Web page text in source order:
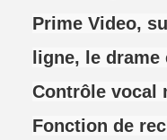
Prime Video,
ligne, le
Contrôle vocal
Fonction de